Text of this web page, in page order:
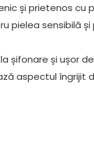
și prietenos cu
pielea sensibilă
șifonare și ușor
aspectul îngrijit